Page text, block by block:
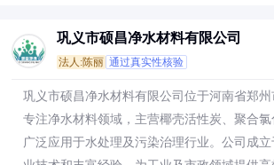
巩义市硕昌净水材料有限公司
法人:陈丽 通过真实性核验
巩义市硕昌净水材料有限公司位于河南省郑州
专注净水材料领域，主营椰壳活性炭、聚合氯
广泛应用于水处理及污染治理行业。公司成立